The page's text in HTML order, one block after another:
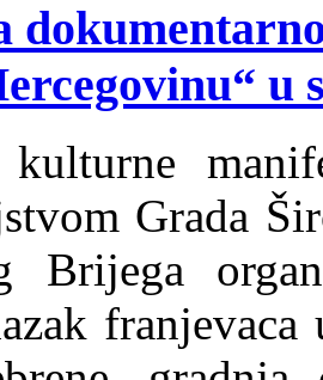
u
Grada
Brijega